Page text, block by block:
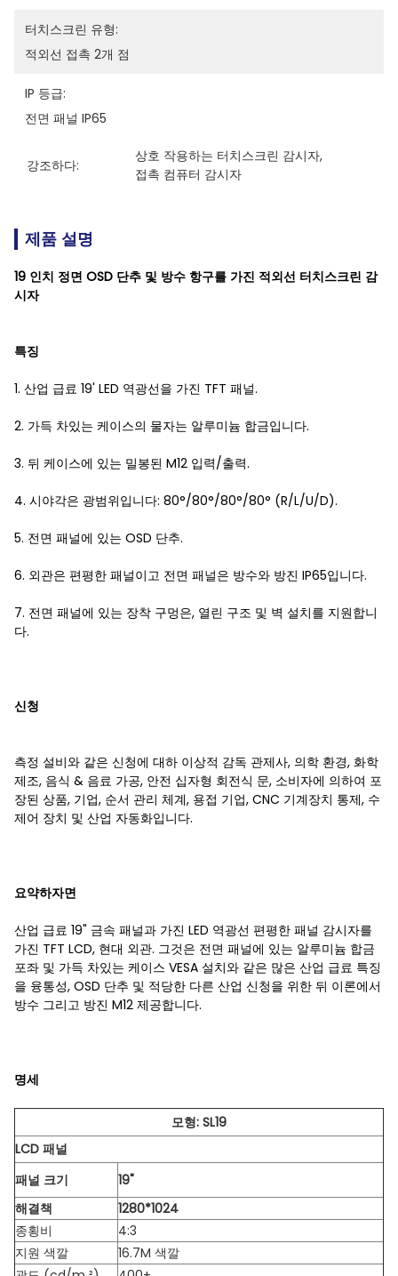
터치스크린 유형:
적외선 접촉 2개 점
IP 등급:
전면 패널 IP65
강조하다:
상호 작용하는 터치스크린 감시자,
접촉 컴퓨터 감시자
제품 설명
19 인치 정면 OSD 단추 및 방수 항구를 가진 적외선 터치스크린 감
시자
특징
1. 산업 급료 19' LED 역광선을 가진 TFT 패널.
2. 가득 차있는 케이스의 물자는 알루미늄 합금입니다.
3. 뒤 케이스에 있는 밀봉된 M12 입력/출력.
4. 시야각은 광범위입니다: 80°/80°/80°/80° (R/L/U/D).
5. 전면 패널에 있는 OSD 단추.
6. 외관은 편평한 패널이고 전면 패널은 방수와 방진 IP65입니다.
7. 전면 패널에 있는 장착 구멍은, 열린 구조 및 벽 설치를 지원합니
다.
신청
측정 설비와 같은 신청에 대하 이상적 감독 관제사, 의학 환경, 화학
제조, 음식 & 음료 가공, 안전 십자형 회전식 문, 소비자에 의하여 포
장된 상품, 기업, 순서 관리 체계, 용접 기업, CNC 기계장치 통제, 수
제어 장치 및 산업 자동화입니다.
요약하자면
산업 급료 19" 금속 패널과 가진 LED 역광선 편평한 패널 감시자를
가진 TFT LCD, 현대 외관. 그것은 전면 패널에 있는 알루미늄 합금
포좌 및 가득 차있는 케이스 VESA 설치와 같은 많은 산업 급료 특징
을 융통성, OSD 단추 및 적당한 다른 산업 신청을 위한 뒤 이론에서
방수 그리고 방진 M12 제공합니다.
명세
모형: SL19
LCD 패널
패널 크기
19"
해결책
1280*1024
종횡비
4:3
지원 색깔
16.7M 색깔